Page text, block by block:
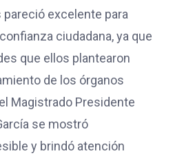
excelente para
ciudadana, ya que
que ellos plantearon
de los órganos
Magistrado Presidente
se mostró
y brindó atención